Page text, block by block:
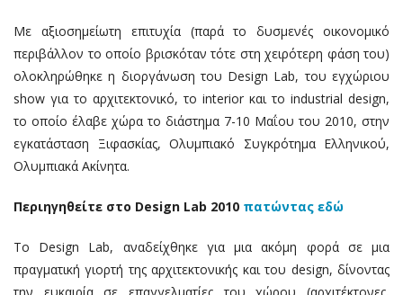
Με αξιοσημείωτη επιτυχία (παρά το δυσμενές οικονομικό
περιβάλλον το οποίο βρισκόταν τότε στη χειρότερη φάση του)
ολοκληρώθηκε η διοργάνωση του Design Lab, του εγχώριου
show για το αρχιτεκτονικό, το interior και το industrial design,
το οποίο έλαβε χώρα το διάστημα 7-10 Μαΐου του 2010, στην
εγκατάσταση Ξιφασκίας, Ολυμπιακό Συγκρότημα Ελληνικού,
Ολυμπιακά Ακίνητα.
Περιηγηθείτε στο Design Lab 2010 πατώντας εδώ
Το Design Lab, αναδείχθηκε για μια ακόμη φορά σε μια
πραγματική γιορτή της αρχιτεκτονικής και του design, δίνοντας
την ευκαιρία σε επαγγελματίες του χώρου (αρχιτέκτονες,